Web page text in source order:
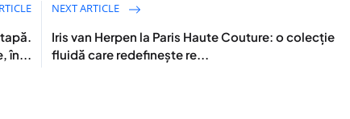
în...
NEXT ARTICLE
Iris van Herpen la Paris Haute Couture: o colecție
fluidă care redefinește re...